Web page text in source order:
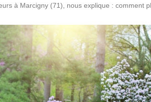
à Marcigny (71), nous explique : comment